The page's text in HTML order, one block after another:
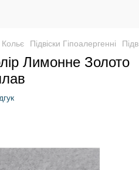
Кольє Підвіски Гіпоалергенні
Лимонне Золото